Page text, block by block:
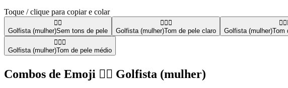
Toque / clique para copiar e colar
🏌️‍♀️
Golfista (mulher)Sem tons de pele
🏌🏻‍♀️
Golfista (mulher)Tom de pele claro
Golfista (mulher)Tom
🏌🏽‍♀️
Golfista (mulher)Tom de pele médio
Combos de Emoji 🏌️‍♀️ Golfista (mulher)